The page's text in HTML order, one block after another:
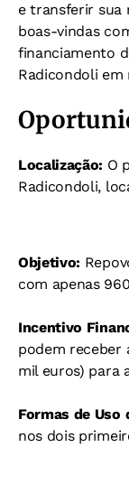
e transferir sua
boas-vindas
financiamento
Radicondoli em
Localização: O
Radicondoli,
Objetivo:
com apenas
Incentivo
podem receber
mil euros) para
Formas de Uso
nos dois